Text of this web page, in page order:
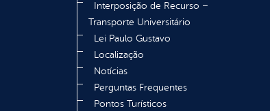
Interposição de Recurso –
Transporte Universitário
Lei Paulo Gustavo
Localização
Notícias
Perguntas Frequentes
Pontos Turísticos